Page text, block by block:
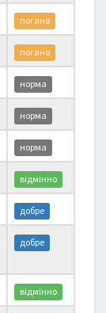
погано
погано
норма
норма
норма
відмінно
добре
добре
відмінно